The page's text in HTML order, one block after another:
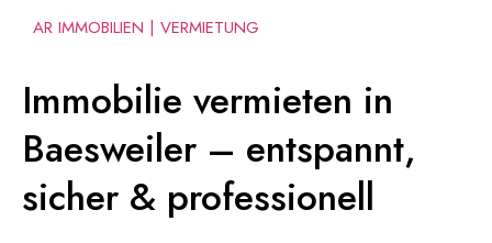
AR IMMOBILIEN | VERMIETUNG
Immobilie vermieten in
Baesweiler – entspannt,
sicher & professionell